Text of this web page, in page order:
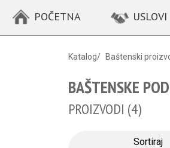
POČETNA USLOVI
Katalog/ Baštenski
BAŠTENSKE
PROIZVODI (4)
Sortiraj